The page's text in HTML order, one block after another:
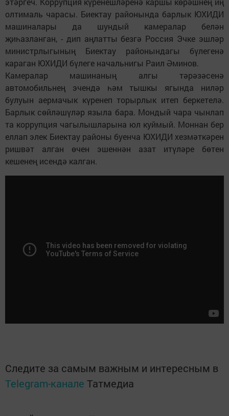
олтималь чарасы. Биектау районында барлык ЮХИДИ
машиналары да шундый камералар белән
җиһазланган, - дип аңлатты безгә Россия Эчке эшләр
министрлыгының Биектау районындагы бүлегенә
караган ЮХИДИ бүлеге начальнигы Раил Әминов.
Камералар машинаның алгы тәрәзәсенә
автомобильнең эчендә һәм тышкы ягында ниләр
булуын аермачык күренеп торырлык итеп беркетелә.
Барлык сөйләшүләр языла бара. Мондый чара чынлап
та коррупция чагылышларына юл куймый. Моннан бер
еллап элек Биектау районы буенча ЮХИДИ хезмәткәрен
ришвәт алган өчен эшеннән азат итүләре бөтен
кешенең исендә калган.
Следите за самым важным и интересным в
Telegram-канале Татмедиа